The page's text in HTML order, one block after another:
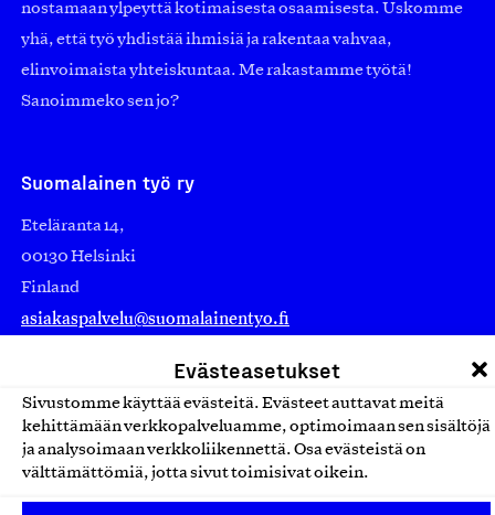
Evästeasetukset
Sivustomme käyttää evästeitä. Evästeet auttavat meitä
kehittämään verkkopalveluamme, optimoimaan sen sisältöjä
ja analysoimaan verkkoliikennettä. Osa evästeistä on
välttämättömiä, jotta sivut toimisivat oikein.
nostamaan ylpeyttä kotimaisesta osaamisesta. Uskomme
yhä, että työ yhdistää ihmisiä ja rakentaa vahvaa,
elinvoimaista yhteiskuntaa. Me rakastamme työtä!
Sanoimmeko sen jo?
Suomalainen työ ry
Eteläranta 14,
00130 Helsinki
Finland
asiakaspalvelu@suomalainentyo.fi
Avainlippu